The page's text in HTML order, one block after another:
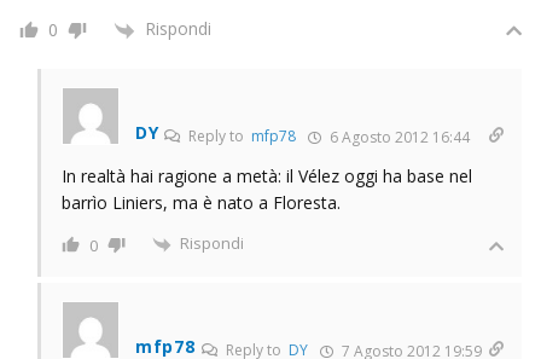
0 Rispondi
DY Reply to mfp78 6 Agosto 2012 16:44
In realtà hai ragione a metà: il Vélez oggi ha base nel
barrìo Liniers, ma è nato a Floresta.
0 Rispondi
mfp78 Reply to DY 7 Agosto 2012 19:59